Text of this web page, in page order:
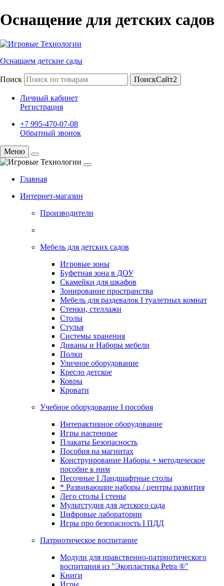
Оснащение для детских садов
Оснащаем детские сады
Поиск ПоискСайт2
Личный кабинет
Регистрация
+7 995-470-07-08
Обратный звонок
Меню
Главная
Интернет-магазин
Производители
Мебель для детских садов
Игровые зоны
Буфетная зона в ДОУ
Скамейки для шкафов
Зонирование пространства
Мебель для раздевалок I туалетных комнат
Стенки, стеллажи
Столы
Стулья
Системы хранения
Диваны и Наборы мебели
Полки
Уличное оборудование
Кресло детское
Ковры
Кровати
Учебное оборудование I пособия
Интерактивное оборудование
Игры настенные
Плакаты Безопасность
Пособия на магнитах
Конструирование Наборы + методическое
пособие к ним
Песочные I Ландшафтные столы
* Развивающие наборы / центры развития
Лего столы I стены
Мультстудия для детского сада
Цифровые лаборатории
Игры про безопасность I ПДД
Патриотическое воспитание
Модули для нравственно-патриотического
воспитания из "Экопластика Petra ®"
Книги
Игры